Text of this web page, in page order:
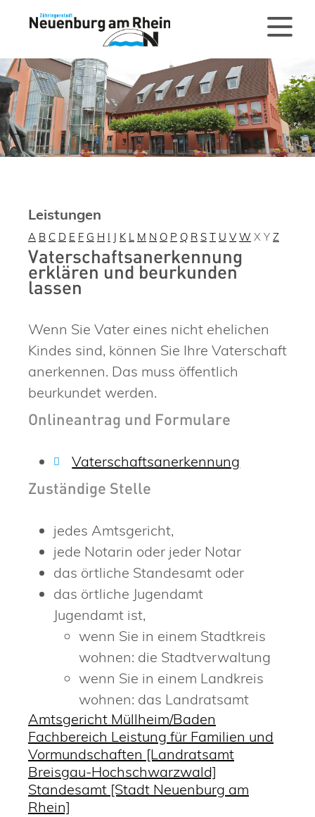
Leistungen
A B C D E F G H I J K L M N O P Q R S T U V W X Y Z
Vaterschaftsanerkennung
erklären und beurkunden
lassen
Wenn Sie Vater eines nicht ehelichen
Kindes sind, können Sie Ihre Vaterschaft
anerkennen. Das muss öffentlich
beurkundet werden.
Onlineantrag und Formulare
Vaterschaftsanerkennung
Zuständige Stelle
jedes Amtsgericht,
jede Notarin oder jeder Notar
das örtliche Standesamt oder
das örtliche Jugendamt
Jugendamt ist,
wenn Sie in einem Stadtkreis
wohnen: die Stadtverwaltung
wenn Sie in einem Landkreis
wohnen: das Landratsamt
Amtsgericht Müllheim/Baden
Fachbereich Leistung für Familien und
Vormundschaften [Landratsamt
Breisgau-Hochschwarzwald]
Standesamt [Stadt Neuenburg am
Rhein]